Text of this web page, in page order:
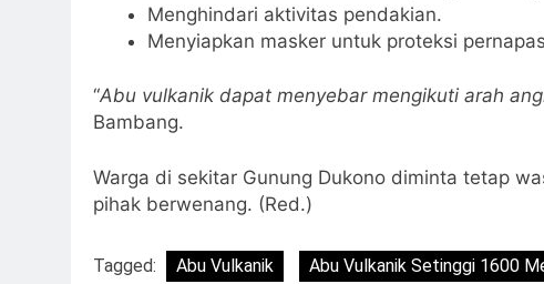
Menghindari aktivitas pendakian.
Menyiapkan masker untuk proteksi
“Abu vulkanik dapat menyebar mengikuti arah
Bambang.
Warga di sekitar Gunung Dukono diminta tetap
pihak berwenang. (Red.)
Tagged: Abu Vulkanik Abu Vulkanik Setinggi 1600